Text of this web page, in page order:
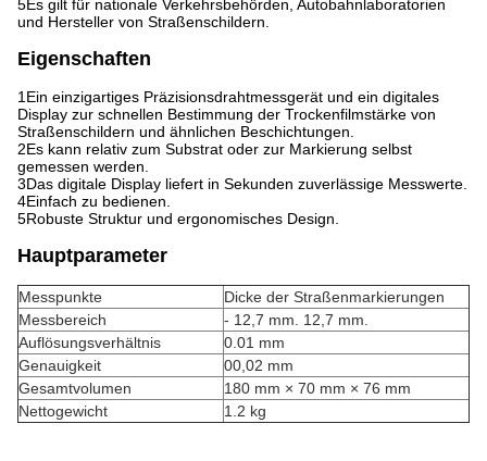
5Es gilt für nationale Verkehrsbehörden, Autobahnlaboratorien
und Hersteller von Straßenschildern.
Eigenschaften
1Ein einzigartiges Präzisionsdrahtmessgerät und ein digitales
Display zur schnellen Bestimmung der Trockenfilmstärke von
Straßenschildern und ähnlichen Beschichtungen.
2Es kann relativ zum Substrat oder zur Markierung selbst
gemessen werden.
3Das digitale Display liefert in Sekunden zuverlässige Messwerte.
4Einfach zu bedienen.
5Robuste Struktur und ergonomisches Design.
Hauptparameter
Messpunkte
Dicke der Straßenmarkierungen
Messbereich
- 12,7 mm. 12,7 mm.
Auflösungsverhältnis
0.01 mm
Genauigkeit
00,02 mm
Gesamtvolumen
180 mm × 70 mm × 76 mm
Nettogewicht
1.2 kg